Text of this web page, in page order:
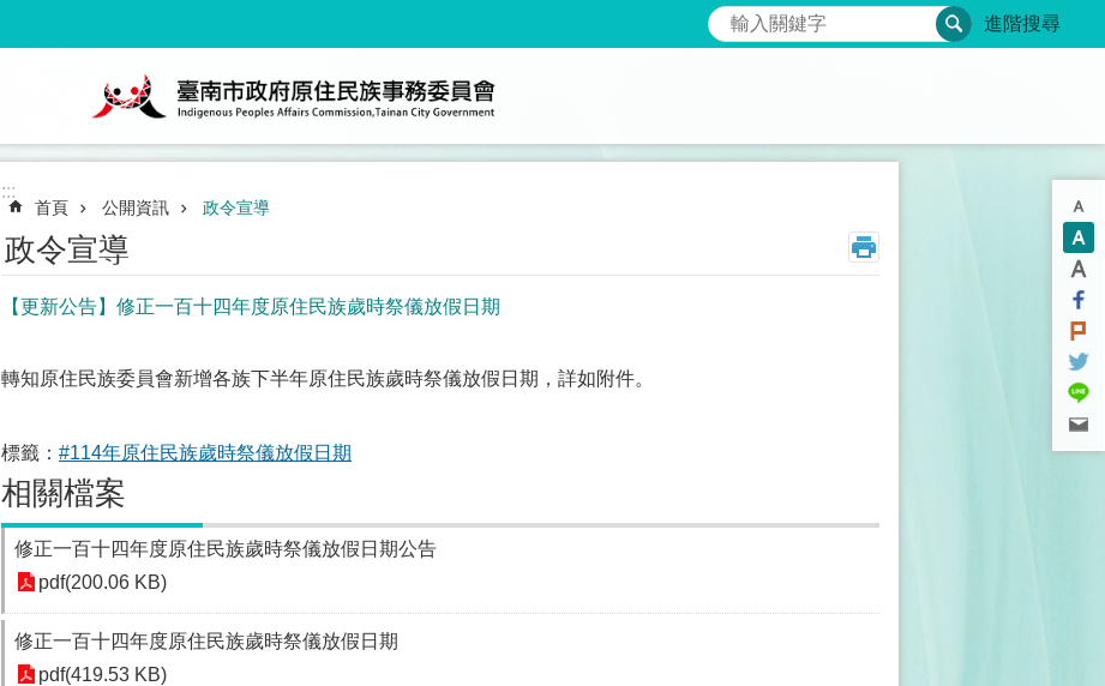
搜尋 進階搜尋
:::
首頁 公開資訊 政令宣導
政令宣導
【更新公告】修正一百十四年度原住民族歲時祭儀放假日期
轉知原住民族委員會新增各族下半年原住民族歲時祭儀放假日期，詳如附件。
標籤： #114年原住民族歲時祭儀放假日期
相關檔案
修正一百十四年度原住民族歲時祭儀放假日期公告
pdf(200.06 KB)
修正一百十四年度原住民族歲時祭儀放假日期
pdf(419.53 KB)